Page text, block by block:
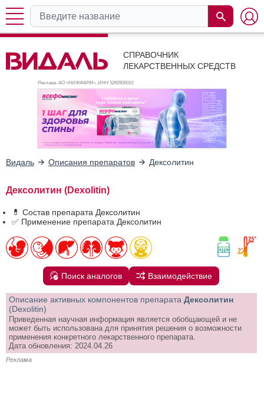
СПРАВОЧНИК
ЛЕКАРСТВЕННЫХ СРЕДСТВ
Реклама. АО «НИЖФАРМ», ИНН 5260900010
Видаль Описания препаратов Дексолитин
Дексолитин (Dexolitin)
💊 Состав препарата Дексолитин
✅ Применение препарата Дексолитин
Поиск аналогов Взаимодействие
Описание активных компонентов препарата Дексолитин
(Dexolitin)
Приведенная научная информация является обобщающей и не
может быть использована для принятия решения о возможности
применения конкретного лекарственного препарата.
Дата обновления: 2024.04.26
Реклама